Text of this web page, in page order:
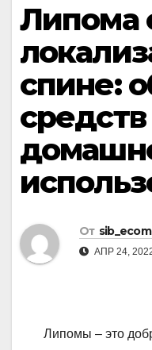
Липома
спине:
От
АПР 24,
Липомы – это